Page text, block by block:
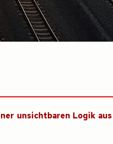
unsichtbaren Logik